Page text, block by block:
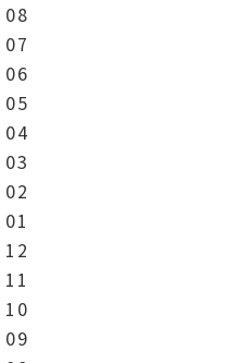
08
07
06
05
04
03
02
01
12
11
10
09